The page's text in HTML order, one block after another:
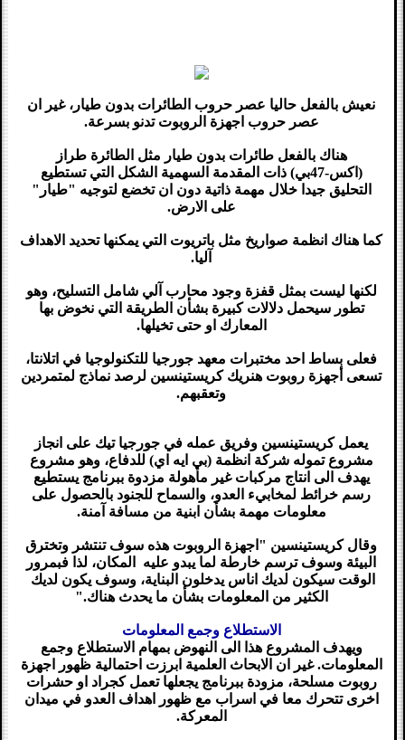
نعيش بالفعل حاليا عصر حروب الطائرات بدون طيار، غير ان
عصر حروب اجهزة الروبوت تدنو بسرعة.
هناك بالفعل طائرات بدون طيار مثل الطائرة طراز
(اكس-47بي) ذات المقدمة السهمية الشكل التي تستطيع
التحليق جيدا خلال مهمة ذاتية دون ان تخضع لتوجيه "طيار"
على الارض.
كما هناك انظمة صواريخ مثل باتريوت التي يمكنها تحديد الاهداف
آليا.
لكنها ليست بمثل قفزة وجود محارب آلي شامل التسليح، وهو
تطور سيحمل دلالات كبيرة بشأن الطريقة التي نخوض بها
المعارك او حتى تخيلها.
فعلى بساط احد مختبرات معهد جورجيا للتكنولوجيا في اتلانتا،
تسعى أجهزة روبوت هنريك كريستينسين لرصد نماذج لمتمردين
وتعقبهم.
يعمل كريستينسين وفريق عمله في جورجيا تيك على انجاز
مشروع تموله شركة انظمة (بي ايه اي) للدفاع، وهو مشروع
يهدف الى انتاج مركبات غير مأهولة مزدوة ببرنامج يستطيع
رسم خرائط لمخابيء العدو، والسماح للجنود بالحصول على
معلومات مهمة بشأن ابنية من مسافة آمنة.
وقال كريستينسين "اجهزة الروبوت هذه سوف تنتشر وتخترق
البيئة وسوف ترسم خارطة لما يبدو عليه المكان، لذا فبمرور
الوقت سيكون لديك اناس يدخلون البناية، وسوف يكون لديك
الكثير من المعلومات بشأن ما يحدث هناك."
الاستطلاع وجمع المعلومات
ويهدف المشروع هذا الى النهوض بمهام الاستطلاع وجمع
المعلومات. غير ان الابحاث العلمية ابرزت احتمالية ظهور اجهزة
روبوت مسلحة، مزودة ببرنامج يجعلها تعمل كجراد او حشرات
اخرى تتحرك معا في اسراب مع ظهور اهداف العدو في ميدان
المعركة.